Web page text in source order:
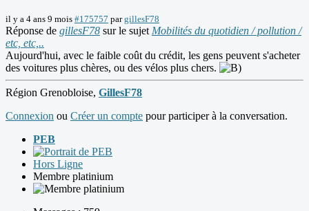
il y a 4 ans 9 mois #175757 pargillesF78
Réponse de gillesF78 sur le sujet Mobilités du quotidien / pollution /
etc, etc,..
Aujourd'hui, avec le faible coût du crédit, les gens peuvent s'acheter
des voitures plus chères, ou des vélos plus chers.
Région Grenobloise, GillesF78
Connexion ou Créer un compte pour participer à la conversation.
PEB
Hors Ligne
Membre platinium